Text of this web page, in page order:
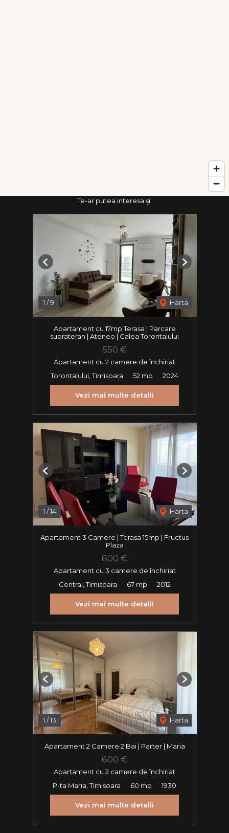
Te-ar putea interesa și:
1 /9 Harta
Previous Next
Apartament cu 17mp Terasa | Parcare
suprateran | Ateneo | Calea Torontalului
550 €
Apartament cu 2 camere de închiriat
Torontalului, Timisoara
52 mp 2024
Vezi mai multe detalii
1 /14 Harta
Previous Next
Apartament 3 Camere | Terasa 15mp | Fructus
Plaza
600 €
Apartament cu 3 camere de închiriat
Central, Timisoara
67 mp 2012
Vezi mai multe detalii
1 /13 Harta
Previous Next
Apartament 2 Camere 2 Bai | Parter | Maria
600 €
Apartament cu 2 camere de închiriat
P-ta Maria, Timisoara
60 mp 1930
Vezi mai multe detalii